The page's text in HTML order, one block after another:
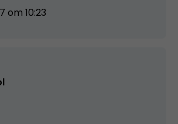
om 10:23